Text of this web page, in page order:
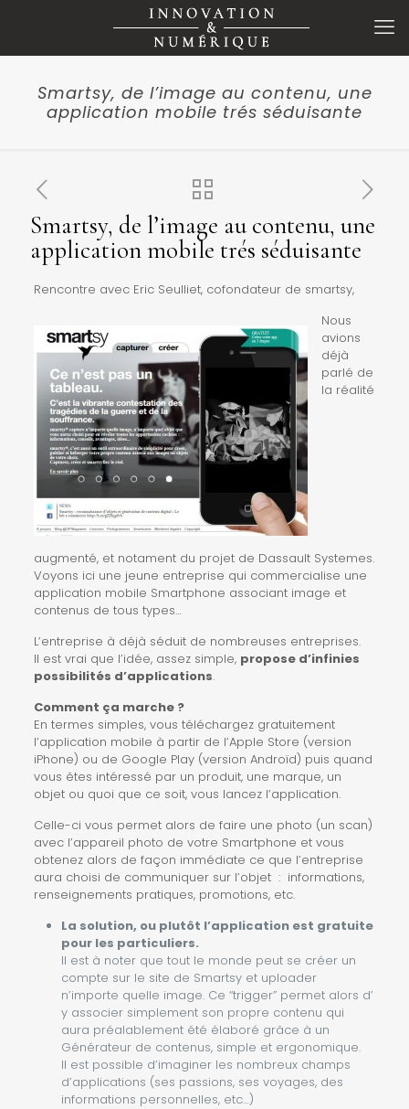
Smartsy, de l’image au contenu, une
application mobile trés séduisante
Smartsy, de l’image au contenu, une
application mobile trés séduisante
Rencontre avec Eric Seulliet, cofondateur de smartsy,
Nous
avions
déjà
parlé de
la réalité
augmenté, et notament du projet de Dassault Systemes.
Voyons ici une jeune entreprise qui commercialise une
application mobile Smartphone associant image et
contenus de tous types…
L’entreprise à déjà séduit de nombreuses entreprises.
Il est vrai que l’idée, assez simple, propose d’infinies
possibilités d’applications.
Comment ça marche ?
En termes simples, vous téléchargez gratuitement
l’application mobile à partir de l’Apple Store (version
iPhone) ou de Google Play (version Androïd) puis quand
vous êtes intéressé par un produit, une marque, un
objet ou quoi que ce soit, vous lancez l’application.
Celle-ci vous permet alors de faire une photo (un scan)
avec l’appareil photo de votre Smartphone et vous
obtenez alors de façon immédiate ce que l’entreprise
aura choisi de communiquer sur l’objet : informations,
renseignements pratiques, promotions, etc.
La solution, ou plutôt l’application est gratuite
pour les particuliers.
Il est à noter que tout le monde peut se créer un
compte sur le site de Smartsy et uploader
n’importe quelle image. Ce “trigger” permet alors d’
y associer simplement son propre contenu qui
aura préalablement été élaboré grâce à un
Générateur de contenus, simple et ergonomique.
Il est possible d’imaginer les nombreux champs
d’applications (ses passions, ses voyages, des
informations personnelles, etc…)